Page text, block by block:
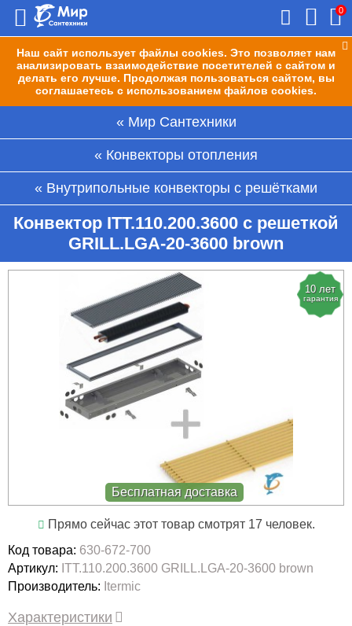
Наш сайт использует файлы cookies. Это позволяет нам
анализировать взаимодействие посетителей с сайтом и
делать его лучше. Продолжая пользоваться сайтом, вы
соглашаетесь с использованием файлов cookies.
0
Мир Сантехники
Конвекторы отопления
Внутрипольные конвекторы с решётками
Конвектор ITT.110.200.3600 с решеткой
GRILL.LGA-20-3600 brown
10 лет
гарантия
Бесплатная доставка
Прямо сейчас этот товар смотрят 17 человек.
Код товара: 630-672-700
Артикул: ITT.110.200.3600 GRILL.LGA-20-3600 brown
Производитель: Itermic
Характеристики